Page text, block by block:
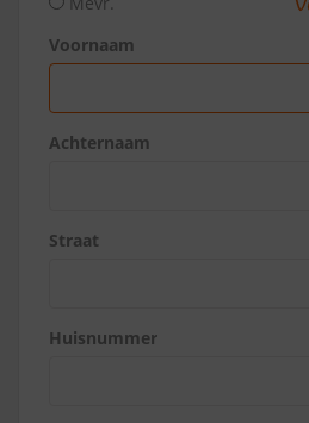
Voornaam
Achternaam
Straat
Huisnummer